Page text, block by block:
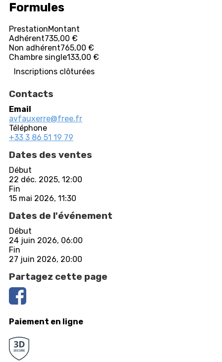
Formules
PrestationMontant
Adhérent735,00 €
Non adhérent765,00 €
Chambre single133,00 €
Inscriptions clôturées
Contacts
Email
avfauxerre@free.fr
Téléphone
+33 3 86 51 19 79
Dates des ventes
Début
22 déc. 2025, 12:00
Fin
15 mai 2026, 11:30
Dates de l'événement
Début
24 juin 2026, 06:00
Fin
27 juin 2026, 20:00
Partagez cette page
Paiement en ligne